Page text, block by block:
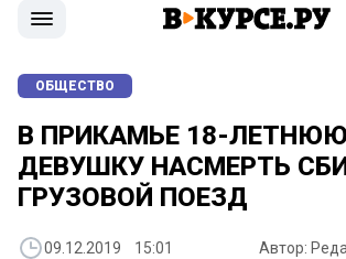
ОБЩЕСТВО
В ПРИКАМЬЕ 18-ЛЕТНЮЮ
ДЕВУШКУ НАСМЕРТЬ
ГРУЗОВОЙ ПОЕЗД
09.12.2019 15:01 Автор: